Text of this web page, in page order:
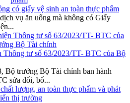
có giấy vệ sinh an toàn thực phẩm
vụ ăn uống mà không có Giấy
Thông tư số 63/2023/TT- BTC của Bộ
Bộ trưởng Bộ Tài chính ban hành
sửa đổi, bổ...